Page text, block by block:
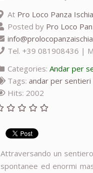
At Pro Loco Panza Ischia
Posted by Pro Loco
Tel. +39 081908436 |
Categories: Andar per
Tags: andar per sentieri
Hits: 2002
Attraversando un
spontanee ed enormi